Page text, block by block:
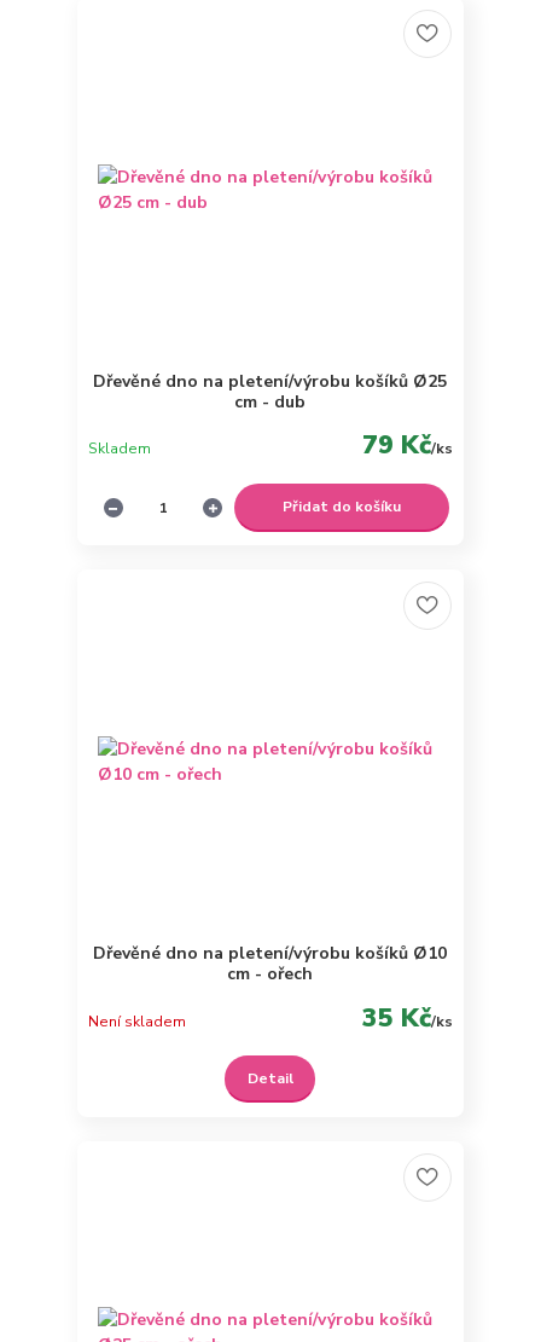
Dřevěné dno na pletení/výrobu košíků Ø25
cm - dub
79 Kč/ks
Skladem
Přidat do košíku
Dřevěné dno na pletení/výrobu košíků Ø10
cm - ořech
35 Kč/ks
Není skladem
Detail